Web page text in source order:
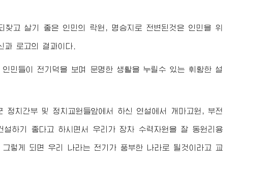
고 살기 좋은 인민의 락원, 명승지로 전변된것은 인민을 위
과 로고의 결과이다.
민들이 전기덕을 보며 문명한 생활을 누릴수 있는 휘황한 설
정치간부 및 정치교원들앞에서 하신 연설에서 개마고원, 부전
하기 좋다고 하시면서 우리가 장차 수력자원을 잘 동원리용
렇게 되면 우리 나라는 전기가 풍부한 나라로 될것이라고 교